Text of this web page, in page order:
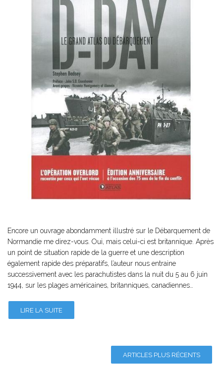
Encore un ouvrage abondamment illustré sur le Débarquement de
Normandie me direz-vous. Oui, mais celui-ci est britannique. Après
un point de situation rapide de la guerre et une description
également rapide des préparatifs, l’auteur nous entraine
successivement avec les parachutistes dans la nuit du 5 au 6 juin
1944, sur les plages américaines, britanniques, canadiennes…
LIRE LA SUITE
ARTICLES PLUS RÉCENTS